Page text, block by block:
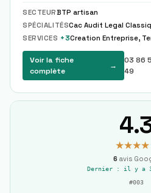
fiscalité et obligations sociales.
SECTEURBTP artisan
SPÉCIALITÉSCac Audit Legal
SERVICES +3
Voir la fiche
complète
→
03 86
49
★★★★
6 avis
Dernier : il y a 3
#003